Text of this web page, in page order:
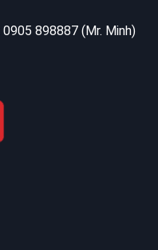
0905 898887 (Mr. Minh)